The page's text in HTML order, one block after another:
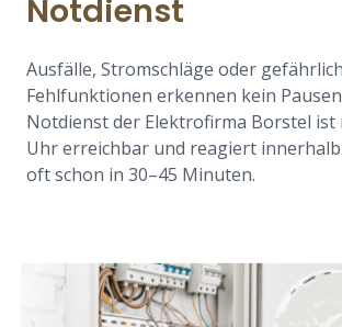
Notdienst
Ausfälle, Stromschläge oder
Fehlfunktionen erkennen kein
Notdienst der Elektrofirma Borstel ist
Uhr erreichbar und reagiert
oft schon in 30–45 Minuten.